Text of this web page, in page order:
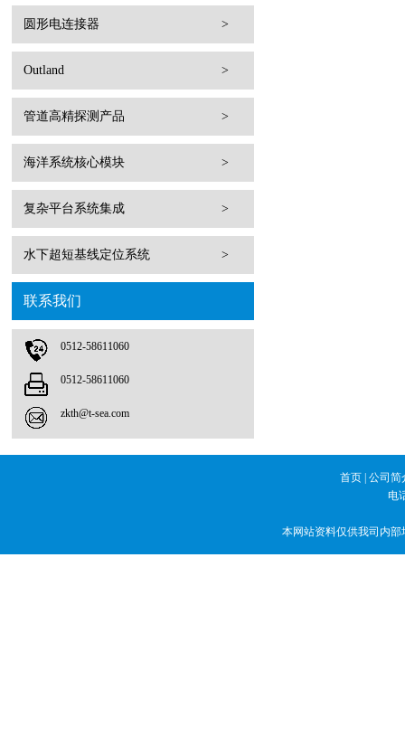
圆形电连接器 >
Outland >
管道高精探测产品 >
海洋系统核心模块 >
复杂平台系统集成 >
水下超短基线定位系统 >
联系我们
0512-58611060
0512-58611060
zkth@t-sea.com
首页 公司简
电
本网站资料仅供我司内